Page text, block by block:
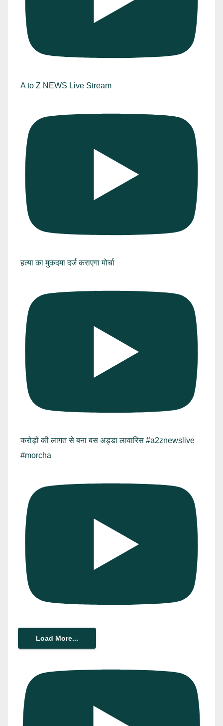
A to Z NEWS Live Stream
हत्या का मुकदमा दर्ज कराएगा मोर्चा
करोड़ों की लागत से बना बस अड्डा लावारिस #a2znewslive
#morcha
Load More...